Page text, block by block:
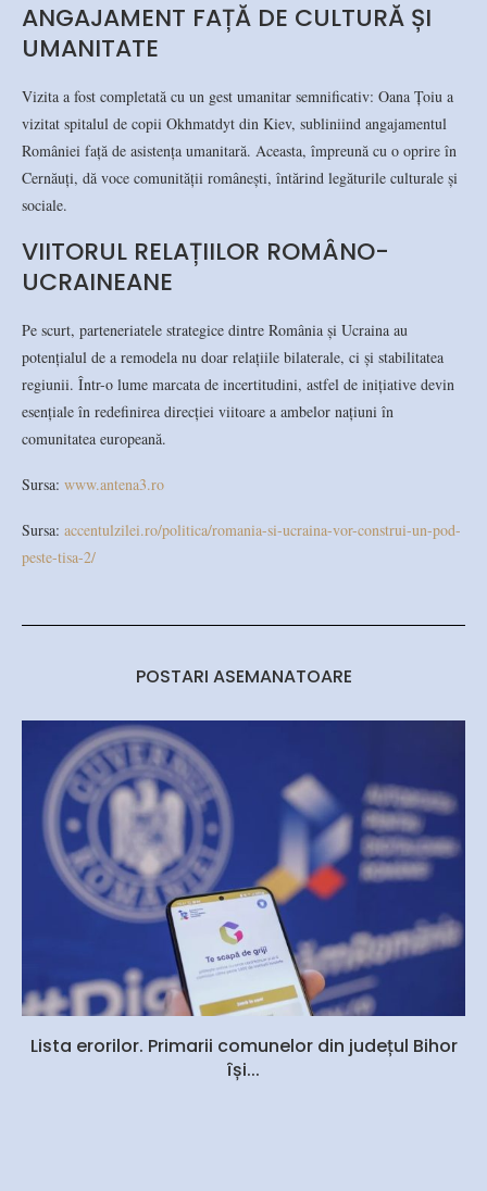
ANGAJAMENT FAȚĂ DE CULTURĂ ȘI
UMANITATE
Vizita a fost completată cu un gest umanitar semnificativ: Oana Țoiu a
vizitat spitalul de copii Okhmatdyt din Kiev, subliniind angajamentul
României față de asistența umanitară. Aceasta, împreună cu o oprire în
Cernăuți, dă voce comunității românești, întărind legăturile culturale și
sociale.
VIITORUL RELAȚIILOR ROMÂNO-
UCRAINEANE
Pe scurt, parteneriatele strategice dintre România și Ucraina au
potențialul de a remodela nu doar relațiile bilaterale, ci și stabilitatea
regiunii. Într-o lume marcata de incertitudini, astfel de inițiative devin
esențiale în redefinirea direcției viitoare a ambelor națiuni în
comunitatea europeană.
Sursa: www.antena3.ro
Sursa: accentulzilei.ro/politica/romania-si-ucraina-vor-construi-un-pod-
peste-tisa-2/
POSTARI ASEMANATOARE
Lista erorilor. Primarii comunelor din județul Bihor
își...